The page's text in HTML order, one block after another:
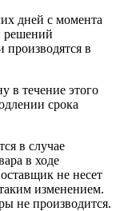
дней c момента
решений
производятся в
в течение этого
срока
в случае
в ходе
не несет
изменением.
не производится.